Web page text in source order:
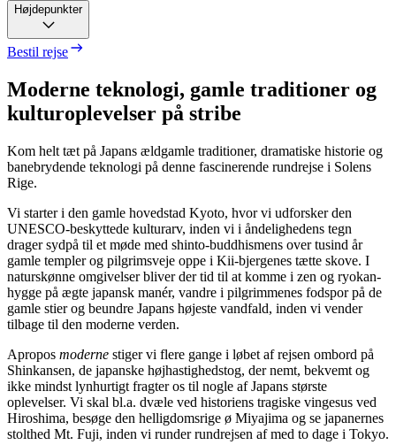
Højdepunkter
Bestil rejse
Moderne teknologi, gamle traditioner og
kulturoplevelser på stribe
Kom helt tæt på Japans ældgamle traditioner, dramatiske historie og
banebrydende teknologi på denne fascinerende rundrejse i Solens
Rige.
Vi starter i den gamle hovedstad Kyoto, hvor vi udforsker den
UNESCO-beskyttede kulturarv, inden vi i åndelighedens tegn
drager sydpå til et møde med shinto-buddhismens over tusind år
gamle templer og pilgrimsveje oppe i Kii-bjergenes tætte skove. I
naturskønne omgivelser bliver der tid til at komme i zen og ryokan-
hygge på ægte japansk manér, vandre i pilgrimmenes fodspor på de
gamle stier og beundre Japans højeste vandfald, inden vi vender
tilbage til den moderne verden.
Apropos moderne stiger vi flere gange i løbet af rejsen ombord på
Shinkansen, de japanske højhastighedstog, der nemt, bekvemt og
ikke mindst lynhurtigt fragter os til nogle af Japans største
oplevelser. Vi skal bl.a. dvæle ved historiens tragiske vingesus ved
Hiroshima, besøge den helligdomsrige ø Miyajima og se japanernes
stolthed Mt. Fuji, inden vi runder rundrejsen af med to dage i Tokyo.